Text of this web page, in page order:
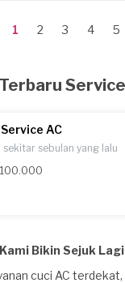
1 2 3 4 5
AC
sekitar sebulan yang lalu
100.000
Bikin Sejuk
cuci AC terdekat,